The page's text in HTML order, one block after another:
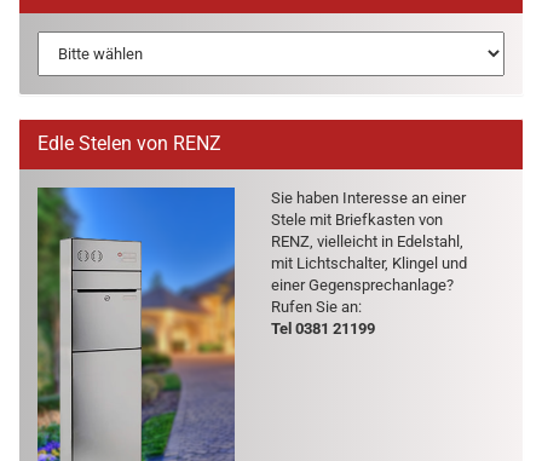
Edle Stelen von RENZ
Sie haben In­ter­es­se an einer
Stele mit Brief­kas­ten von
RENZ, viel­leicht in Edel­stahl,
mit Licht­schal­ter, Klin­gel und
einer Ge­gen­sprech­an­la­ge?
Rufen Sie an:
Tel 0381 21199